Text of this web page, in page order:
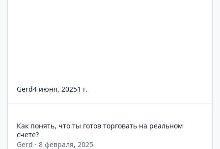
Gerd4 июня, 20251 г.
Как понять, что ты готов торговать на реальном
счете?
Gerd ·8 февраля, 2025